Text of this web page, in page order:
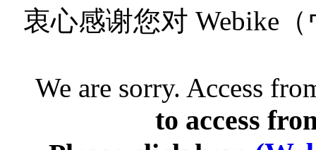
衷心感谢您对 Webike
We are sorry. Access
to access